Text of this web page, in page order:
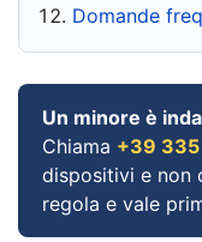
Domande
Un minore è
Chiama +39
dispositivi e non
regola e vale